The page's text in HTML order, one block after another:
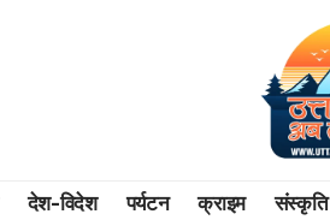
देश-विदेश पर्यटन क्राइम संस्कृति